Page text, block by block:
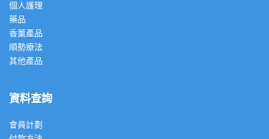
個人護理
藥品
香薰產品
順勢療法
其他產品
資料查詢
會員計劃